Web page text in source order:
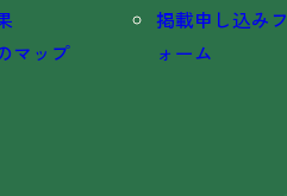
マップ
掲載申し込みフ
ォーム